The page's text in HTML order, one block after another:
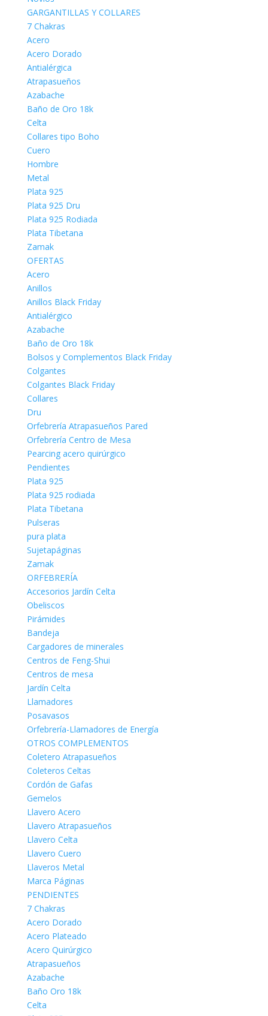
GARGANTILLAS Y COLLARES
7 Chakras
Acero
Acero Dorado
Antialérgica
Atrapasueños
Azabache
Baño de Oro 18k
Celta
Collares tipo Boho
Cuero
Hombre
Metal
Plata 925
Plata 925 Dru
Plata 925 Rodiada
Plata Tibetana
Zamak
OFERTAS
Acero
Anillos
Anillos Black Friday
Antialérgico
Azabache
Baño de Oro 18k
Bolsos y Complementos Black Friday
Colgantes
Colgantes Black Friday
Collares
Dru
Orfebrería Atrapasueños Pared
Orfebrería Centro de Mesa
Pearcing acero quirúrgico
Pendientes
Plata 925
Plata 925 rodiada
Plata Tibetana
Pulseras
pura plata
Sujetapáginas
Zamak
ORFEBRERÍA
Accesorios Jardín Celta
Obeliscos
Pirámides
Bandeja
Cargadores de minerales
Centros de Feng-Shui
Centros de mesa
Jardín Celta
Llamadores
Posavasos
Orfebrería-Llamadores de Energía
OTROS COMPLEMENTOS
Coletero Atrapasueños
Coleteros Celtas
Cordón de Gafas
Gemelos
Llavero Acero
Llavero Atrapasueños
Llavero Celta
Llavero Cuero
Llaveros Metal
Marca Páginas
PENDIENTES
7 Chakras
Acero Dorado
Acero Plateado
Acero Quirúrgico
Atrapasueños
Azabache
Baño Oro 18k
Celta